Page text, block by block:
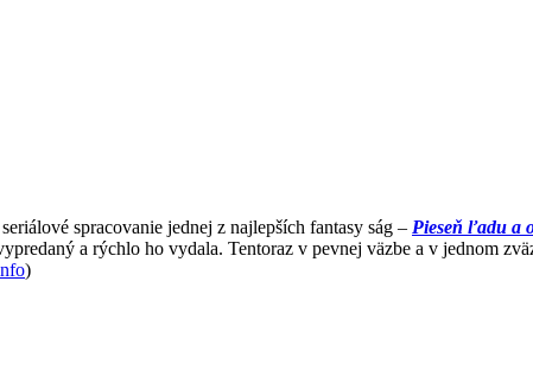
spracovanie jednej z najlepších fantasy ság – Pieseň ľadu a
a rýchlo ho vydala. Tentoraz v pevnej väzbe a v jednom
)